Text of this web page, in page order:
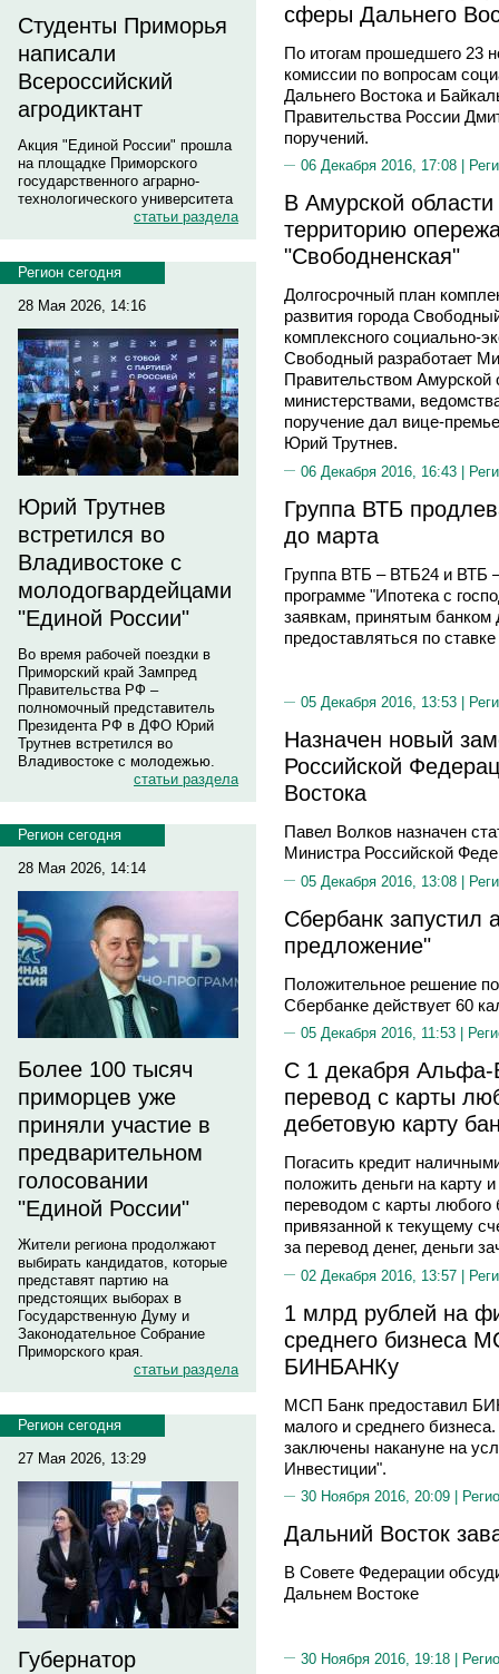
Студенты Приморья
написали
Всероссийский
агродиктант
Акция "Единой России" прошла
на площадке Приморского
государственного аграрно-
технологического университета
статьи раздела
Регион сегодня
28 Мая 2026, 14:16
Юрий Трутнев
встретился во
Владивостоке с
молодогвардейцами
"Единой России"
Во время рабочей поездки в
Приморский край Зампред
Правительства РФ –
полномочный представитель
Президента РФ в ДФО Юрий
Трутнев встретился во
Владивостоке с молодежью.
статьи раздела
Регион сегодня
28 Мая 2026, 14:14
Более 100 тысяч
приморцев уже
приняли участие в
предварительном
голосовании
"Единой России"
Жители региона продолжают
выбирать кандидатов, которые
представят партию на
предстоящих выборах в
Государственную Думу и
Законодательное Собрание
Приморского края.
статьи раздела
Регион сегодня
27 Мая 2026, 13:29
Губернатор
сферы Дальнего
По итогам прошедшего 23
комиссии по вопросам
Дальнего Востока и
Правительства России
поручений.
06 Декабря 2016, 17:08 |
В Амурской
территорию
"Свободненская"
Долгосрочный план
развития города
комплексного социально-
Свободный разработает
Правительством Амурской
министерствами,
поручение дал вице-
Юрий Трутнев.
06 Декабря 2016, 16:43 |
Группа ВТБ
до марта
Группа ВТБ – ВТБ24 и ВТБ
программе "Ипотека с
заявкам, принятым банком
предоставляться по
05 Декабря 2016, 13:53 |
Назначен новый
Российской
Востока
Павел Волков назначен
Министра Российской
05 Декабря 2016, 13:08 |
Сбербанк запустил
предложение"
Положительное решение
Сбербанке действует 60
05 Декабря 2016, 11:53 |
С 1 декабря Альфа-
перевод с карты
дебетовую карту
Погасить кредит
положить деньги на карту
переводом с карты
привязанной к текущему
за перевод денег, деньги
02 Декабря 2016, 13:57 |
1 млрд рублей на
среднего бизнеса
БИНБАНКу
МСП Банк предоставил
малого и среднего
заключены накануне на
Инвестиции".
30 Ноября 2016, 20:09 |
Дальний Восток
В Совете Федерации
Дальнем Востоке
30 Ноября 2016, 19:18 |